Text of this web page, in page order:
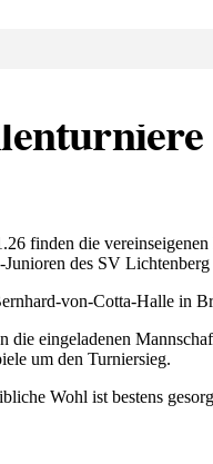
finden die
des SV Lichtenberg
von-Cotta-Halle in
die eingeladenen
um den Turniersieg.
Wohl ist bestens